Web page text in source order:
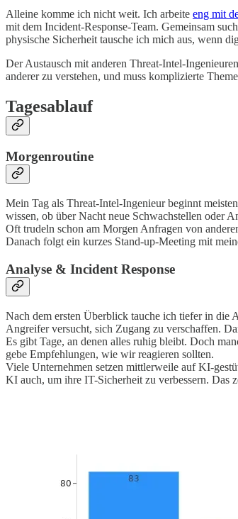
Alleine komme ich nicht weit. Ich arbeite eng mit
mit dem Incident-Response-Team. Gemeinsam
physische Sicherheit tausche ich mich aus, wenn
Der Austausch mit anderen Threat-Intel-
anderer zu verstehen, und muss komplizierte
Tagesablauf
Morgenroutine
Mein Tag als Threat-Intel-Ingenieur beginnt
wissen, ob über Nacht neue Schwachstellen oder
Oft trudeln schon am Morgen Anfragen von
Danach folgt ein kurzes Stand-up-Meeting mit
Analyse & Incident Response
Nach dem ersten Überblick tauche ich tiefer in die
Angreifer versucht, sich Zugang zu verschaffen.
Es gibt Tage, an denen alles ruhig bleibt. Doch
gebe Empfehlungen, wie wir reagieren sollten.
Viele Unternehmen setzen mittlerweile auf KI-
KI auch, um ihre IT-Sicherheit zu verbessern. Das